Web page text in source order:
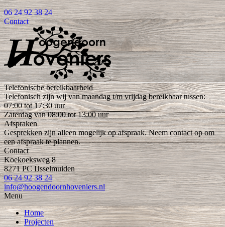
06 24 92 38 24
Contact
Telefonische bereikbaarheid
Telefonisch zijn wij van maandag t/m vrijdag bereikbaar tussen:
07:00 tot 17:30 uur
Zaterdag van 08:00 tot 13:00 uur
Afspraken
Gesprekken zijn alleen mogelijk op afspraak. Neem contact op om
een afspraak te plannen.
Contact
Koekoeksweg 8
8271 PC IJsselmuiden
06 24 92 38 24
info@hoogendoornhoveniers.nl
Menu
Home
Projecten